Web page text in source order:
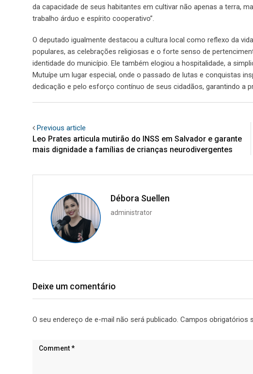
da capacidade de seus habitantes em cultivar não apenas a terra,
trabalho árduo e espírito cooperativo”.
O deputado igualmente destacou a cultura local como reflexo da
populares, as celebrações religiosas e o forte senso de
identidade do município. Ele também elogiou a hospitalidade, a
Mutuípe um lugar especial, onde o passado de lutas e conquistas
dedicação e pelo esforço contínuo de seus cidadãos, garantindo a
Previous article
Leo Prates articula mutirão do INSS em Salvador e garante
mais dignidade a famílias de crianças neurodivergentes
Débora Suellen
administrator
Deixe um comentário
O seu endereço de e-mail não será publicado. Campos obrigatórios